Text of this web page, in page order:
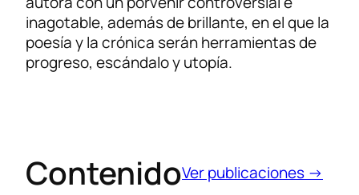
inagotable, además de brillante, en el que la
poesía y la crónica serán herramientas de
progreso, escándalo y utopía.
ContenidoVer publicaciones →